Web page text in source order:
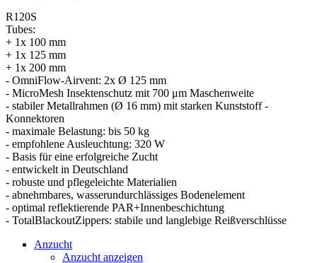
R120S
Tubes:
+ 1x 100 mm
+ 1x 125 mm
+ 1x 200 mm
- OmniFlow-Airvent: 2x Ø 125 mm
- MicroMesh Insektenschutz mit 700 μm Maschenweite
- stabiler Metallrahmen (Ø 16 mm) mit starken Kunststoff -
Konnektoren
- maximale Belastung: bis 50 kg
- empfohlene Ausleuchtung: 320 W
- Basis für eine erfolgreiche Zucht
- entwickelt in Deutschland
- robuste und pflegeleichte Materialien
- abnehmbares, wasserundurchlässiges Bodenelement
- optimal reflektierende PAR+Innenbeschichtung
- TotalBlackoutZippers: stabile und langlebige Reißverschlüsse
Anzucht
Anzucht anzeigen